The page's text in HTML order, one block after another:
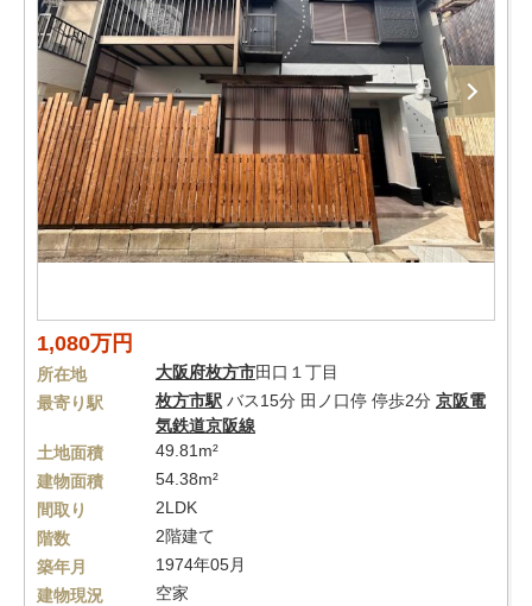
1,080万円
所在地 大阪府枚方市田口１丁目
最寄り駅
枚方市駅 バス15分 田ノ口停 停歩2分 京阪電
気鉄道京阪線
土地面積
49.81m²
建物面積
54.38m²
間取り
2LDK
階数
2階建て
築年月
1974年05月
建物現況
空家